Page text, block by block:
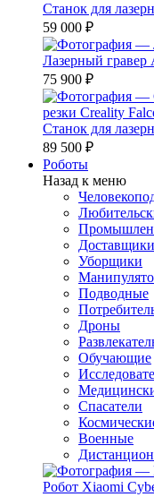
Станок для
59 000 ₽
Лазерный
75 900 ₽
Станок для
89 500 ₽
Роботы
Назад к меню
Доставщики
Уборщики
Подводные
Дроны
Обучающие
Спасатели
Военные
Робот Xiaomi